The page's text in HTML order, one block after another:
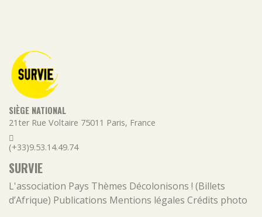
SIÈGE NATIONAL
21ter Rue Voltaire 75011 Paris, France
(+33)9.53.14.49.74
SURVIE
L'association Pays Thèmes Décolonisons ! (Billets
d’Afrique) Publications Mentions légales Crédits photo